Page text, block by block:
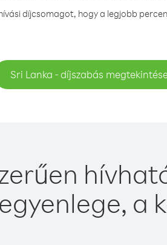
díjcsomagot, hogy a legjobb
Sri Lanka - díjszabás
a